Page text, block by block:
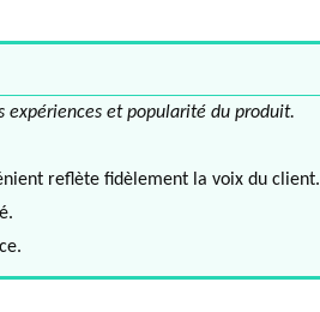
et popularité du produit.
reflète fidèlement la voix du client.